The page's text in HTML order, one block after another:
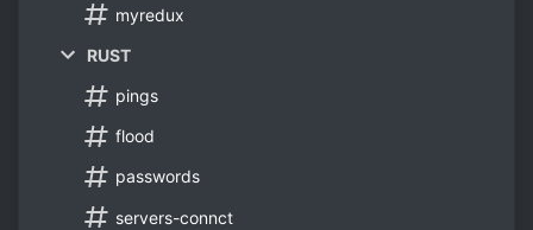
myredux
RUST
pings
flood
passwords
servers-connct